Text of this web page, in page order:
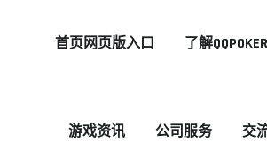
首页网页版入口 了解
游戏资讯 公司服务 交